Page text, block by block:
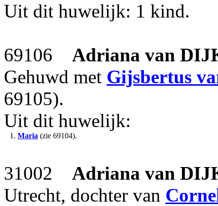
Uit dit huwelijk: 1 kind.
69106 Adriana van
Gehuwd met Gijsbertus
69105).
Uit dit huwelijk:
1. Maria (zie 69104).
31002 Adriana van
Utrecht, dochter van